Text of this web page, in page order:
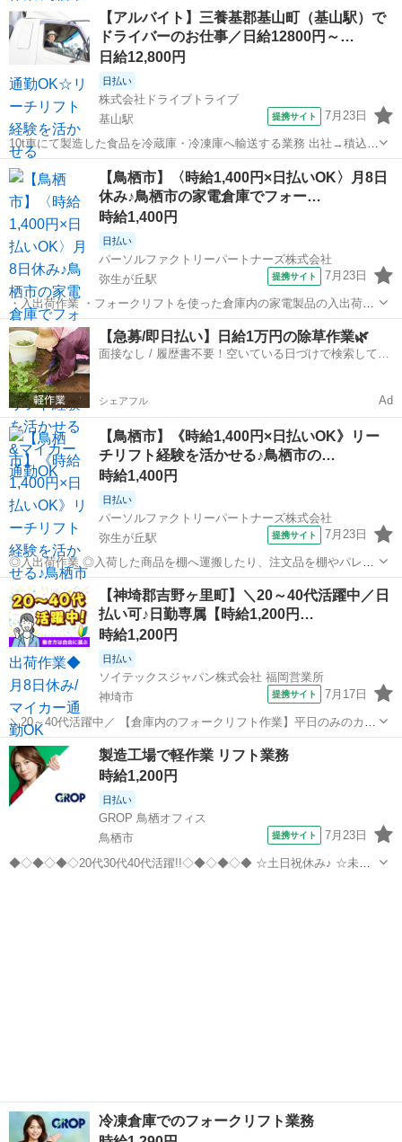
トから運搬し出荷する作業をお願いいたします ■リーチリフトの経験
が活かせるお仕事です ※一部手...
佐賀 弥生が丘駅 ドライバー
【アルバイト】三養基郡基山町（基山駅）で
ドライバーのお仕事／日給12800円～…
日給12,800円
日払い
株式会社ドライブトライブ
基山駅
提携サイト 7月23日
10t車にて製造した食品を冷蔵庫・冷凍庫へ輸送する業務 出社→積込→
輸送→退社 ◆商品種類：伊藤ハム ◆体力：多少あり ◆配送
先：冷蔵庫・冷凍庫 ◆便数：ルートによる ◆配送件数：ルートに
よる ◆配送エリア：...
佐賀 三養基郡 基山駅 ドライバー
【鳥栖市】〈時給1,400円×日払いOK〉月8日
休み♪鳥栖市の家電倉庫でフォー…
時給1,400円
日払い
パーソルファクトリーパートナーズ株式会社
弥生が丘駅
提携サイト 7月23日
・入出荷作業 ・フォークリフトを使った倉庫内の家電製品の入出荷作
業を担当します ・入荷した商品を棚へ運搬したり、注文品を棚やパレ
ットから運搬し出荷する作業をお任せします ・リーチリフトの経験が
活かせるお仕事です ※一部手作業...
佐賀 鳥栖市 弥生が丘駅 ドライバー
【急募/即日払い】日給1万円の除草作業🌿
面接なし / 履歴書不要！空いている日づけで検索して即
シェアフル Ad
【鳥栖市】《時給1,400円×日払いOK》リー
チリフト経験を活かせる♪鳥栖市の…
時給1,400円
日払い
パーソルファクトリーパートナーズ株式会社
弥生が丘駅
提携サイト 7月23日
◎入出荷作業 ◎入荷した商品を棚へ運搬したり、注文品を棚やパレッ
トから運搬し出荷する作業をお任せいたします ◎フォークリフトを使
った倉庫内の家電製品の入出荷作業を担当します ◎リーチリフトの経
験が活かせるお仕事です ※一部手...
佐賀 鳥栖市 弥生が丘駅 ドライバー
【神埼郡吉野ヶ里町】＼20～40代活躍中／日
払い可♪日勤専属【時給1,200円…
時給1,200円
日払い
ソイテックスジャパン株式会社 福岡営業所
神埼市
提携サイト 7月17日
＼20～40代活躍中／ 【倉庫内のフォークリフト作業】平日のみのカン
タンなお仕事! ◇フォークリフトでの運搬・格納 ◇自動車部品の荷受
け・荷下ろし ◇出荷商品の準備 ブランクOK まずは、お気軽に質問や
お問合せ下さい。...
佐賀 神埼市 ドライバー
製造工場で軽作業 リフト業務
時給1,200円
日払い
GROP 鳥栖オフィス
鳥栖市
提携サイト 7月23日
◆◇◆◇◆◇20代30代40代活躍!!◇◆◇◆◇◆ ☆土日祝休み♪ ☆未経
冷凍倉庫でのフォークリフト業務